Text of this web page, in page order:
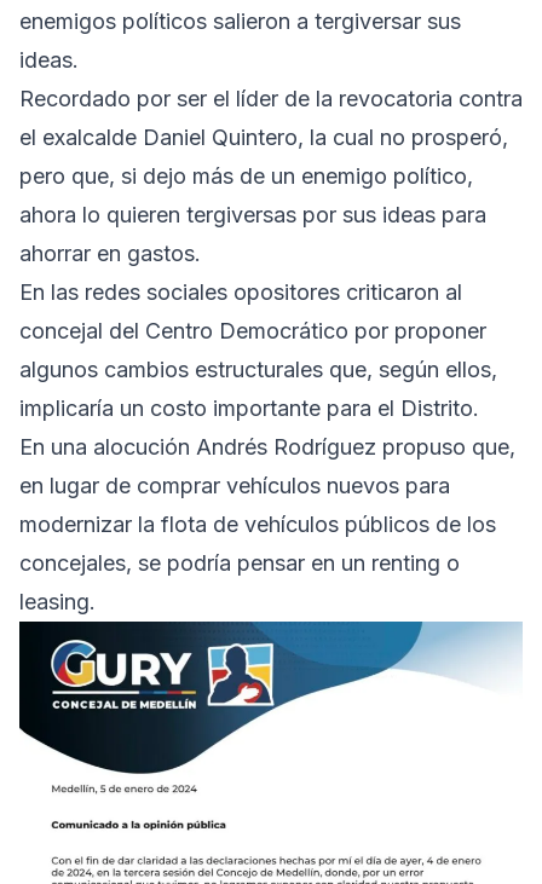
enemigos políticos salieron a tergiversar sus
ideas.
Recordado por ser el líder de la revocatoria contra
el exalcalde Daniel Quintero, la cual no prosperó,
pero que, si dejo más de un enemigo político,
ahora lo quieren tergiversas por sus ideas para
ahorrar en gastos.
En las redes sociales opositores criticaron al
concejal del Centro Democrático por proponer
algunos cambios estructurales que, según ellos,
implicaría un costo importante para el Distrito.
En una alocución Andrés Rodríguez propuso que,
en lugar de comprar vehículos nuevos para
modernizar la flota de vehículos públicos de los
concejales, se podría pensar en un renting o
leasing.